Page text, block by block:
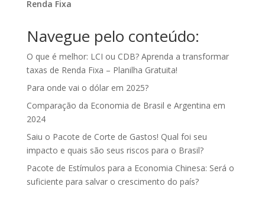
Renda Fixa
Navegue pelo conteúdo:
O que é melhor: LCI ou CDB? Aprenda a transformar
taxas de Renda Fixa – Planilha Gratuita!
Para onde vai o dólar em 2025?
Comparação da Economia de Brasil e Argentina em
2024
Saiu o Pacote de Corte de Gastos! Qual foi seu
impacto e quais são seus riscos para o Brasil?
Pacote de Estímulos para a Economia Chinesa: Será o
suficiente para salvar o crescimento do país?